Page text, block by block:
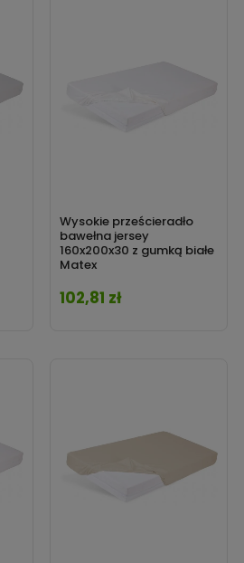
Wysokie prześcieradło
bawełna jersey
160x200x30 z gumką białe
Matex
Cena
102,81 zł